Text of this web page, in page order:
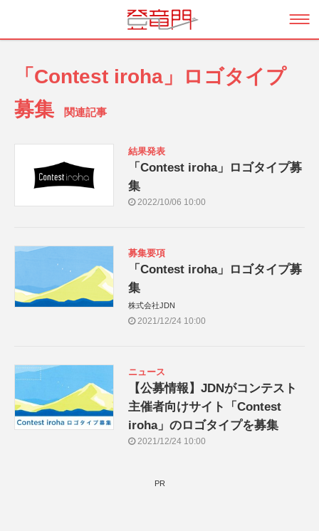
「Contest iroha」ロゴタイプ
募集
関連記事
結果発表
「Contest iroha」ロゴタイプ募
集
2022/10/06 10:00
募集要項
「Contest iroha」ロゴタイプ募
集
株式会社JDN
2021/12/24 10:00
ニュース
【公募情報】JDNがコンテスト
主催者向けサイト「Contest
iroha」のロゴタイプを募集
2021/12/24 10:00
PR